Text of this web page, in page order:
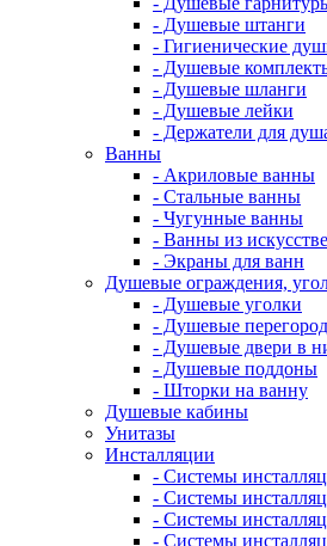
- Душевые штанги
- Гигиенические
- Душевые
- Душевые шланги
- Душевые лейки
- Держатели для
Ванны
- Акриловые ванны
- Стальные ванны
- Чугунные ванны
- Ванны из
- Экраны для ванн
Душевые ограждения,
- Душевые уголки
- Душевые
- Душевые двери в
- Душевые поддоны
- Шторки на ванну
Душевые кабины
Унитазы
Инсталляции
- Системы
- Системы
- Системы
- Системы